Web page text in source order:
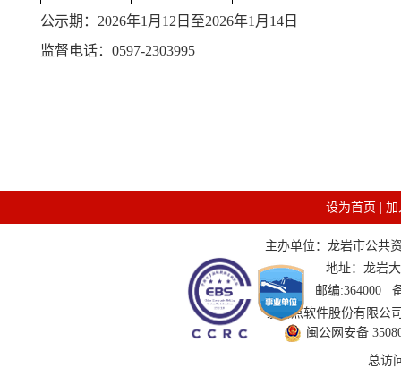
公示期： 2026年1月12日至2026年1月14日
监督电话： 0597-2303995
设为首页 加
主办单位：龙岩市公共
地址：龙岩
邮编:364000
技术支持：国泰新点软件股份有限
闽公网安备
总访